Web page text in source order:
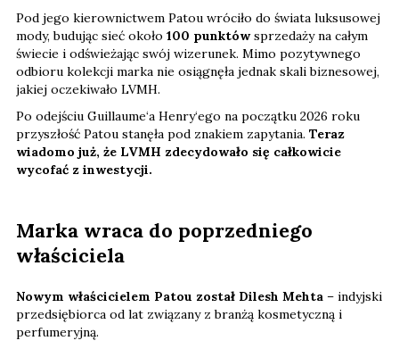
Pod jego kierownictwem Patou wróciło do świata luksusowej
mody, budując sieć około 100 punktówsprzedaży na całym
świecie i odświeżając swój wizerunek. Mimo pozytywnego
odbioru kolekcji marka nie osiągnęła jednak skali biznesowej,
jakiej oczekiwało LVMH.
Po odejściu Guillaume‘a Henry‘ego na początku 2026 roku
przyszłość Patou stanęła pod znakiem zapytania. Teraz
wiadomo już, że LVMH zdecydowało się całkowicie
wycofać z inwestycji.
Marka wraca do poprzedniego
właściciela
Nowym właścicielem Patou został Dilesh Mehta – indyjski
przedsiębiorca od lat związany z branżą kosmetyczną i
perfumeryjną.